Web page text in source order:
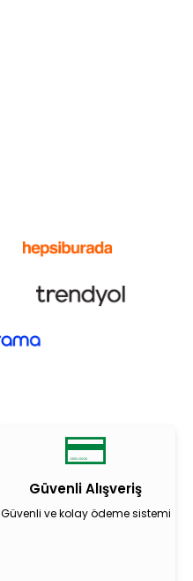
Güvenli Alışveriş
Güvenli ve kolay ödeme sistemi